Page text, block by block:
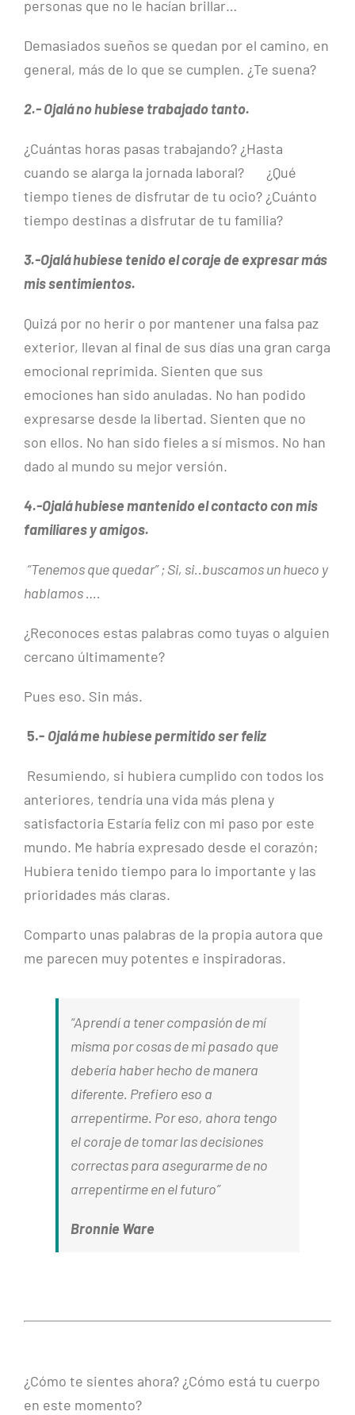
personas que no le hacían brillar…
Demasiados sueños se quedan por el camino, en
general, más de lo que se cumplen. ¿Te suena?
2.- Ojalá no hubiese trabajado tanto.
¿Cuántas horas pasas trabajando? ¿Hasta
cuando se alarga la jornada laboral? ¿Qué
tiempo tienes de disfrutar de tu ocio? ¿Cuánto
tiempo destinas a disfrutar de tu familia?
3.-Ojalá hubiese tenido el coraje de expresar más
mis sentimientos.
Quizá por no herir o por mantener una falsa paz
exterior, llevan al final de sus días una gran carga
emocional reprimida. Sienten que sus
emociones han sido anuladas. No han podido
expresarse desde la libertad. Sienten que no
son ellos. No han sido fieles a sí mismos. No han
dado al mundo su mejor versión.
4.-Ojalá hubiese mantenido el contacto con mis
familiares y amigos.
“Tenemos que quedar” ; Si, si..buscamos un hueco y
hablamos ….
¿Reconoces estas palabras como tuyas o alguien
cercano últimamente?
Pues eso. Sin más.
5.- Ojalá me hubiese permitido ser feliz
Resumiendo, si hubiera cumplido con todos los
anteriores, tendría una vida más plena y
satisfactoria Estaría feliz con mi paso por este
mundo. Me habría expresado desde el corazón;
Hubiera tenido tiempo para lo importante y las
prioridades más claras.
Comparto unas palabras de la propia autora que
me parecen muy potentes e inspiradoras.
“Aprendí a tener compasión de mí
misma por cosas de mi pasado que
debería haber hecho de manera
diferente. Prefiero eso a
arrepentirme. Por eso, ahora tengo
el coraje de tomar las decisiones
correctas para asegurarme de no
arrepentirme en el futuro”
Bronnie Ware
¿Cómo te sientes ahora? ¿Cómo está tu cuerpo
en este momento?